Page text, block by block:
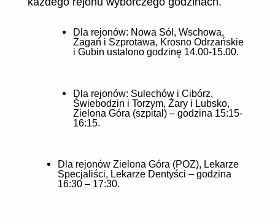
Dla rejonów: Nowa Sól, Wschowa,
Żagań i Szprotawa, Krosno Odrzańskie
i Gubin ustalono godzinę 14.00-15.00.
Dla rejonów: Sulechów i Cibórz,
Świebodzin i Torzym, Żary i Lubsko,
Zielona Góra (szpital) – godzina 15:15-
16:15.
Dla rejonów Zielona Góra (POZ), Lekarze
Specjaliści, Lekarze Dentyści – godzina
16:30 – 17:30.